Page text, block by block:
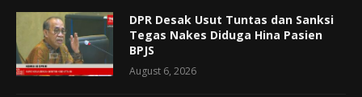
DPR Desak Usut Tuntas dan Sanksi
Tegas Nakes Diduga Hina Pasien
BPJS
August 6, 2026